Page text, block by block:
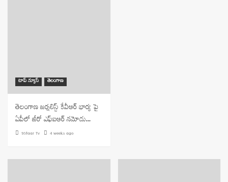
టాప్ న్యూస్ తెలంగాణ
తెలంగాణ జర్నలిస్ట్ కేవీఆర్ భార్య పై
ఏపీలో జీరో ఎఫ్ఐఆర్ నమోదు…
9Staar Tv 4 weeks ago